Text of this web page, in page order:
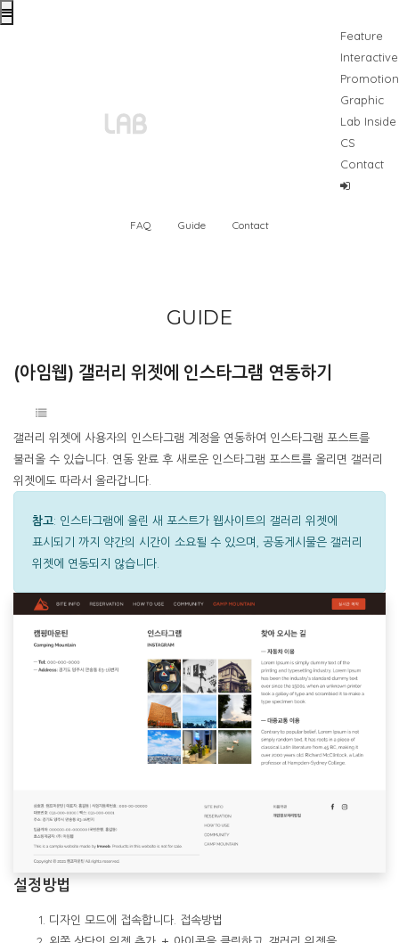
Feature
Interactive
Promotion
Graphic
Lab Inside
CS
Contact
FAQ Guide Contact
GUIDE
(아임웹) 갤러리 위젯에 인스타그램 연동하기
갤러리 위젯에 사용자의 인스타그램 계정을 연동하여 인스타그램 포스트를
불러올 수 있습니다. 연동 완료 후 새로운 인스타그램 포스트를 올리면 갤러리
위젯에도 따라서 올라갑니다.
참고: 인스타그램에 올린 새 포스트가 웹사이트의 갤러리 위젯에
표시되기 까지 약간의 시간이 소요될 수 있으며, 공동게시물은 갤러리
위젯에 연동되지 않습니다.
설정방법
디자인 모드에 접속합니다. 접속방법